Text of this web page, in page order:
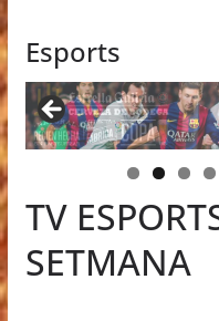
Esports
TV
SETMANA